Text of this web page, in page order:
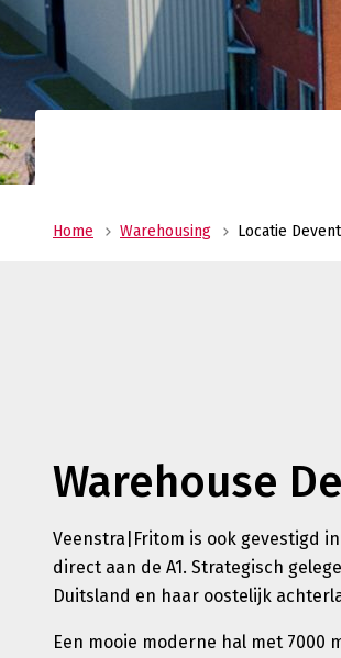
Home Warehousing Locatie
Warehouse
Veenstra|Fritom is ook gevestigd
direct aan de A1. Strategisch
Duitsland en haar oostelijk
Een mooie moderne hal met 7000